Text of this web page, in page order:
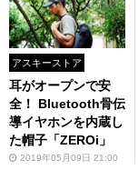
アスキーストア
耳がオープンで安
全！ Bluetooth骨伝
導イヤホンを内蔵し
た帽子「ZEROi」
2019年05月09日 21:00